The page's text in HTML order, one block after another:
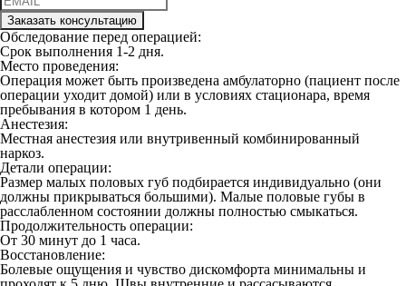
Обследование перед операцией:
Срок выполнения 1-2 дня.
Место проведения:
Операция может быть произведена амбулаторно (пациент после
операции уходит домой) или в условиях стационара, время
пребывания в котором 1 день.
Анестезия:
Местная анестезия или внутривенный комбинированный
наркоз.
Детали операции:
Размер малых половых губ подбирается индивидуально (они
должны прикрываться большими). Малые половые губы в
расслабленном состоянии должны полностью смыкаться.
Продолжительность операции:
От 30 минут до 1 часа.
Восстановление:
Болевые ощущения и чувство дискомфорта минимальны и